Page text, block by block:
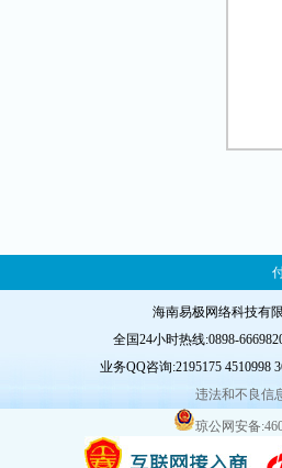
海南易极网络科技有
全国24小时热线:0898-
业务QQ咨询:2195175 4510998
违法和不良信
琼公网安备